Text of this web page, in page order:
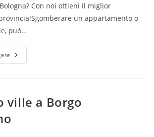
Con noi ottieni il miglior
un appartamento o
può…
ville a Borgo